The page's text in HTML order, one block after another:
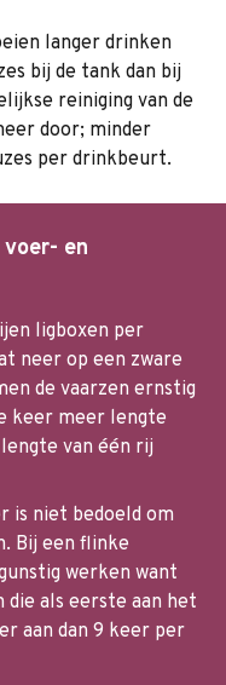
langer drinken
bij de tank dan bij
reiniging van de
door; minder
per drinkbeurt.
en
ligboxen per
neer op een zware
de vaarzen ernstig
keer meer lengte
van één rij
is niet bedoeld om
Bij een flinke
werken want
als eerste aan het
aan dan 9 keer per